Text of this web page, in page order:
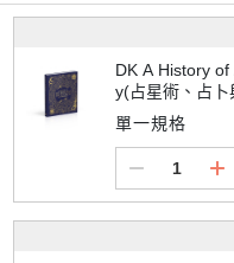
DK A History
y(占星術、占卜
單一規格